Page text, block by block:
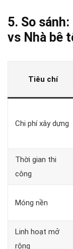
5. So
vs Nhà bê
Tiêu chí
Chi phí xây dựng
Thời gian thi
công
Móng nền
Linh hoạt mở
rộng